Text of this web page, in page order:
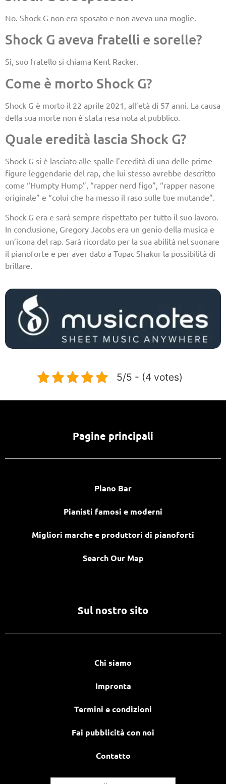
No. Shock G non era sposato e non aveva una moglie.
Shock G aveva fratelli e sorelle?
Sì, suo fratello si chiama Kent Racker.
Come è morto Shock G?
Shock G è morto il 22 aprile 2021, all’età di 57 anni. La causa
della sua morte non è stata resa nota al pubblico.
Quale eredità lascia Shock G?
Shock G si è lasciato alle spalle l’eredità di una delle prime
figure leggendarie del rap, che lui stesso avrebbe descritto
come “Humpty Hump”, “rapper nerd figo”, “rapper nasone
originale” e “colui che ha messo il raso sulle tue mutande”.
Shock G era e sarà sempre rispettato per tutto il suo lavoro.
In conclusione, Gregory Jacobs era un genio della musica e
un’icona del rap. Sarà ricordato per la sua abilità nel suonare
il pianoforte e per aver dato a Tupac Shakur la possibilità di
brillare.
5/5 - (4 votes)
Pagine principali
Piano Bar
Pianisti famosi e moderni
Migliori marche e produttori di pianoforti
Search Our Map
Sul nostro sito
Chi siamo
Impronta
Termini e condizioni
Fai pubblicità con noi
Contatto